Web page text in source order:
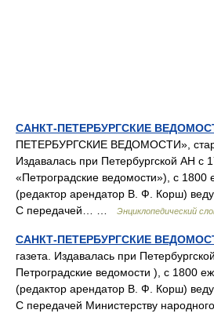
САНКТ-ПЕТЕРБУРГСКИЕ
ПЕТЕРБУРГСКИЕ ВЕДОМОСТИ»,
Издавалась при Петербургской АН с
«Петроградские ведомости»), с
(редактор арендатор В. Ф. Корш)
С передачей… …
Энциклопедический
САНКТ-ПЕТЕРБУРГСКИЕ
газета. Издавалась при
Петроградские ведомости ), с 1800
(редактор арендатор В. Ф. Корш)
С передачей Министерству